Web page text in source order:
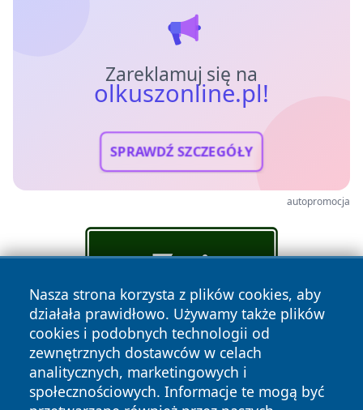
Zareklamuj się na
olkuszonline.pl!
SPRAWDŹ SZCZEGÓŁY
autopromocja
Nasza strona korzysta z plików cookies, aby
działała prawidłowo. Używamy także plików
cookies i podobnych technologii od
zewnętrznych dostawców w celach
analitycznych, marketingowych i
społecznościowych. Informacje te mogą być